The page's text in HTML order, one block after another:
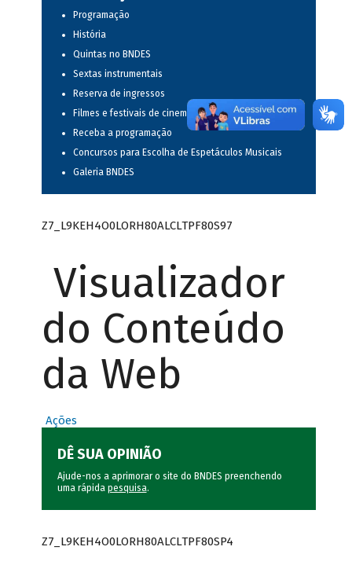
Programação
História
Quintas no BNDES
Sextas instrumentais
Reserva de ingressos
Filmes e festivais de cinema
Receba a programação
Concursos para Escolha de Espetáculos Musicais
Galeria BNDES
Z7_L9KEH4O0LORH80ALCLTPF80S97
Visualizador
do Conteúdo
da Web
Ações
DÊ SUA OPINIÃO
Ajude-nos a aprimorar o site do BNDES preenchendo
uma rápida pesquisa.
Z7_L9KEH4O0LORH80ALCLTPF80SP4